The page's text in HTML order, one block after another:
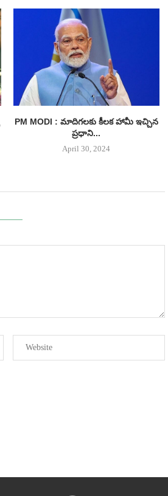
PM MODI : మాదిగలకు కీలక హామీ ఇచ్చిన
ప్రధాని...
April 30, 2024